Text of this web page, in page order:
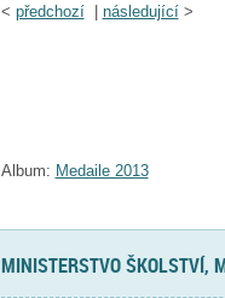
< předchozí| následující>
Album: Medaile 2013
MINISTERSTVO ŠKOLSTVÍ,